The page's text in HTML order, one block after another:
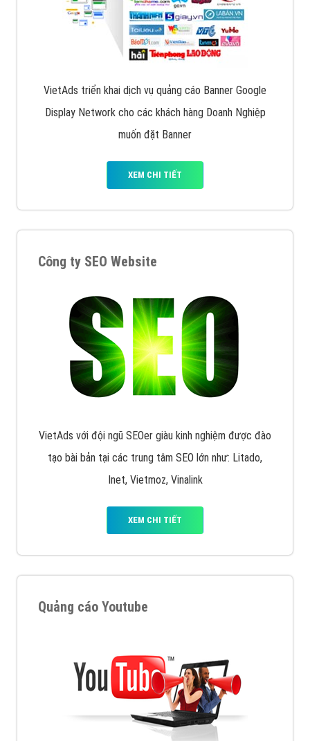
VietAds triển khai dịch vụ quảng cáo Banner Google
Display Network cho các khách hàng Doanh Nghiệp
muốn đặt Banner
XEM CHI TIẾT
Công ty SEO Website
VietAds với đội ngũ SEOer giàu kinh nghiệm được đào
tạo bài bản tại các trung tâm SEO lớn như: Litado,
Inet, Vietmoz, Vinalink
XEM CHI TIẾT
Quảng cáo Youtube